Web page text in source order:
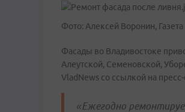
Фото: Алексей Воронин,
Фасады во Владивостоке
Алеутской, Семеновской,
VladNews со ссылкой на
«Ежегодно